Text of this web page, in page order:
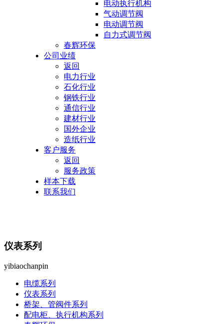
电动执行机构
气动调节阀
电动调节阀
自力式调节阀
春辉环保
公司业绩
返回
电力行业
石化行业
钢铁行业
通信行业
建材行业
国外企业
造纸行业
客户服务
返回
服务政策
样本下载
联系我们
仪表系列
yibiaochanpin
电缆系列
仪表系列
桥架、管阀件系列
配电柜、执行机构系列